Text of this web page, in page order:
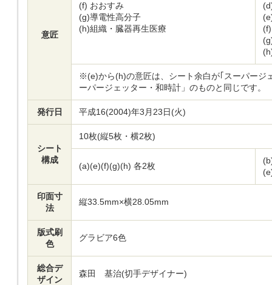
意匠
(f) おおすみ
(g)導電性高分子
(h)組織・臓器再生医療
(f)
※(e)から(h)の意匠は、シート余白が｢スーパージ
ーパージェッター・和時計」のものと同じです。
発行日 平成16(2004)年3月23日(火)
シート
構成
10枚(縦5枚・横2枚)
(a)(e)(f)(g)(h) 各2枚
印面寸
法
縦33.5mm×横28.05mm
版式刷
色
グラビア6色
総合デ
ザイン
森田 基治(切手デザイナー)